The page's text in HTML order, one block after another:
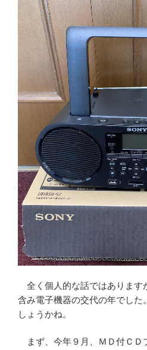
全く個人的な話ではあります
含み電子機器の交代の年でした
しょうかね。
まず、今年９月、ＭＤ付ＣＤ